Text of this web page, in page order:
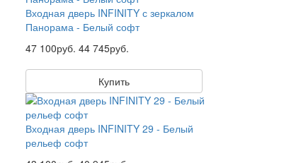
Входная дверь INFINITY с зеркалом
Панорама - Белый софт
47 100руб. 44 745руб.
Купить
Входная дверь INFINITY 29 - Белый
рельеф софт